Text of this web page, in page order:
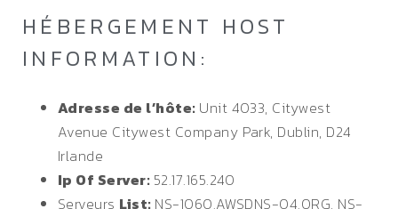
HÉBERGEMENT HOST
INFORMATION:
Adresse de l’hôte: Unit 4033, Citywest
Avenue Citywest Company Park, Dublin, D24
Irlande
Ip Of Server: 52.17.165.240
Serveurs List: NS-1060.AWSDNS-04.ORG, NS-